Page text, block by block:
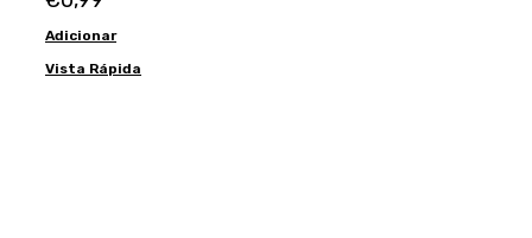
Adicionar
Vista Rápida